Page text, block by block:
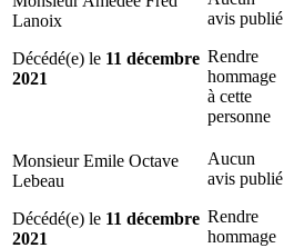
Lanoix
Décédé(e) le 11 décembre
2021
avis publié
Rendre
hommage
à cette
personne
Monsieur Emile Octave
Lebeau
Décédé(e) le 11 décembre
2021
Aucun
avis publié
Rendre
hommage